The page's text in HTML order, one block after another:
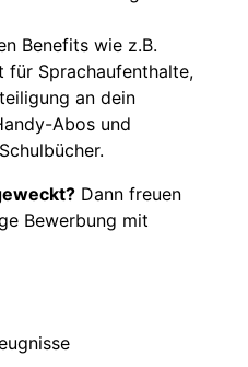
Benefits wie z.B.
für Sprachaufenthalte,
an dein
Abos und
Dann freuen
Bewerbung mit